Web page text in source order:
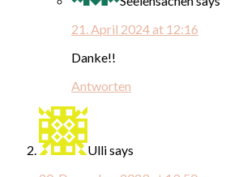
21. April 2024 at 12:16
Danke!!
Antworten
Ullisays